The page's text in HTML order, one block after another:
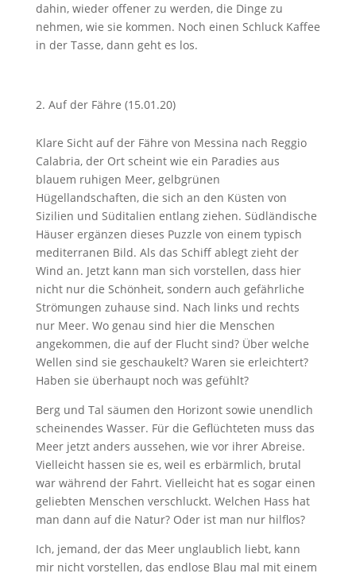
dahin, wieder offener zu werden, die Dinge zu
nehmen, wie sie kommen. Noch einen Schluck Kaffee
in der Tasse, dann geht es los.
Auf der Fähre (15.01.20)
Klare Sicht auf der Fähre von Messina nach Reggio
Calabria, der Ort scheint wie ein Paradies aus
blauem ruhigen Meer, gelbgrünen
Hügellandschaften, die sich an den Küsten von
Sizilien und Süditalien entlang ziehen. Südländische
Häuser ergänzen dieses Puzzle von einem typisch
mediterranen Bild. Als das Schiff ablegt zieht der
Wind an. Jetzt kann man sich vorstellen, dass hier
nicht nur die Schönheit, sondern auch gefährliche
Strömungen zuhause sind. Nach links und rechts
nur Meer. Wo genau sind hier die Menschen
angekommen, die auf der Flucht sind? Über welche
Wellen sind sie geschaukelt? Waren sie erleichtert?
Haben sie überhaupt noch was gefühlt?
Berg und Tal säumen den Horizont sowie unendlich
scheinendes Wasser. Für die Geflüchteten muss das
Meer jetzt anders aussehen, wie vor ihrer Abreise.
Vielleicht hassen sie es, weil es erbärmlich, brutal
war während der Fahrt. Vielleicht hat es sogar einen
geliebten Menschen verschluckt. Welchen Hass hat
man dann auf die Natur? Oder ist man nur hilflos?
Ich, jemand, der das Meer unglaublich liebt, kann
mir nicht vorstellen, das endlose Blau mal mit einem